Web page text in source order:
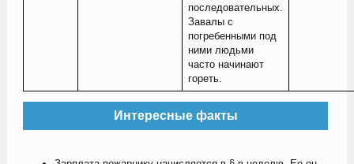
последовательных.
Завалы с
погребенными под
ними людьми
часто начинают
гореть.
Интересные факты